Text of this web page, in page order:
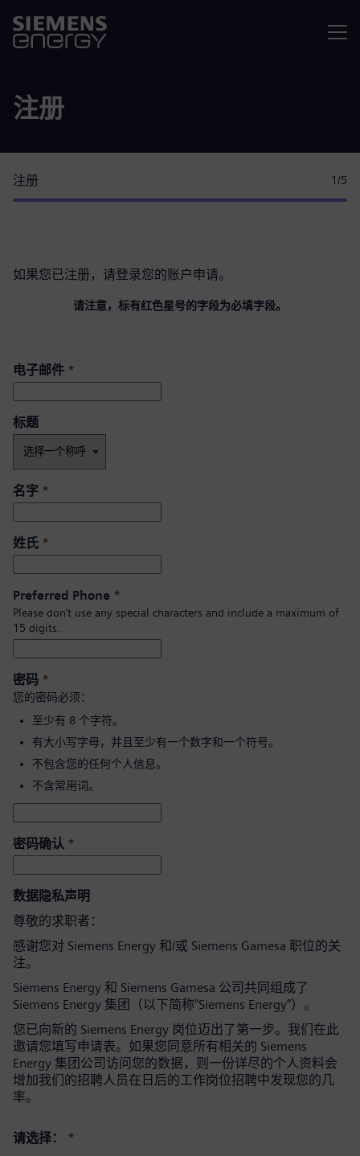
注册
注册 1 /5
如果您已注册，请登录您的账户 申请。
请注意，标有红色星号的字段为必填字段。
电子邮件 *
标题
名字 *
姓氏 *
Preferred Phone *
Please don’t use any special characters and include a maximum of
15 digits.
密码 *
您的密码必须：
至少有 8 个字符。
有大小写字母，并且至少有一个数字和一个符号。
不包含您的任何个人信息。
不含常用词。
密码确认 *
数据隐私声明
尊敬的求职者：
感谢您对 Siemens Energy 和/或 Siemens Gamesa 职位的关
注。
Siemens Energy 和 Siemens Gamesa 公司共同组成了
Siemens Energy 集团（以下简称“Siemens Energy”）。
您已向新的 Siemens Energy 岗位迈出了第一步。我们在此
邀请您填写申请表。如果您同意所有相关的 Siemens
Energy 集团公司访问您的数据，则一份详尽的个人资料会
增加我们的招聘人员在日后的工作岗位招聘中发现您的几
率。
请选择：
*